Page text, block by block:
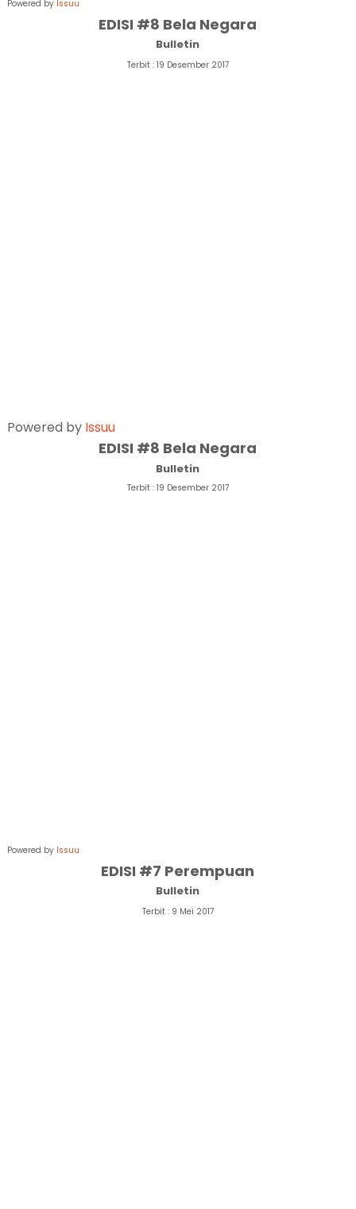
Powered by Issuu
EDISI #8 Bela Negara
Bulletin
Terbit : 19 Desember 2017
Powered by Issuu
EDISI #8 Bela Negara
Bulletin
Terbit : 19 Desember 2017
Powered by Issuu
EDISI #7 Perempuan
Bulletin
Terbit : 9 Mei 2017